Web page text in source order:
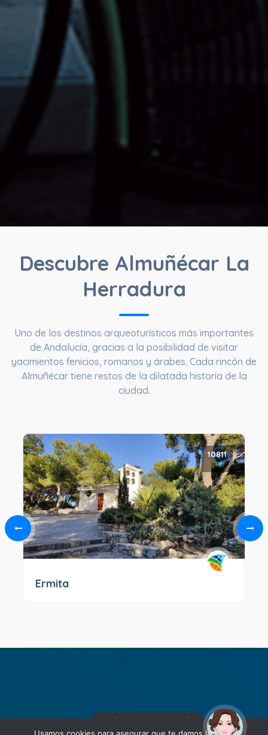
Descubre Almuñécar La
Herradura
Uno de los destinos arqueoturísticos más importantes
de Andalucía, gracias a la posibilidad de visitar
yacimientos fenicios, romanos y árabes. Cada rincón de
Almuñécar tiene restos de la dilatada historia de la
ciudad.
10811
Ermita
¡Hola! Soy Noy. ¿Puedo
ayudarte?